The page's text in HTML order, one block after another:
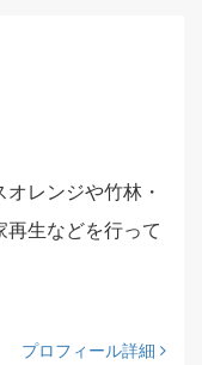
レンジや竹林・
生などを行って
プロフィール詳細